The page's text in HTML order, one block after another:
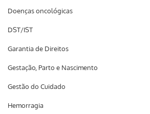
Doenças oncológicas
DST/IST
Garantia de Direitos
Gestação, Parto e Nascimento
Gestão do Cuidado
Hemorragia